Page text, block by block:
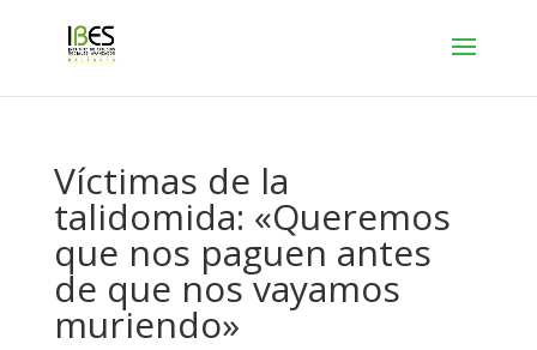
Víctimas de la
talidomida: «Queremos
que nos paguen antes
de que nos vayamos
muriendo»